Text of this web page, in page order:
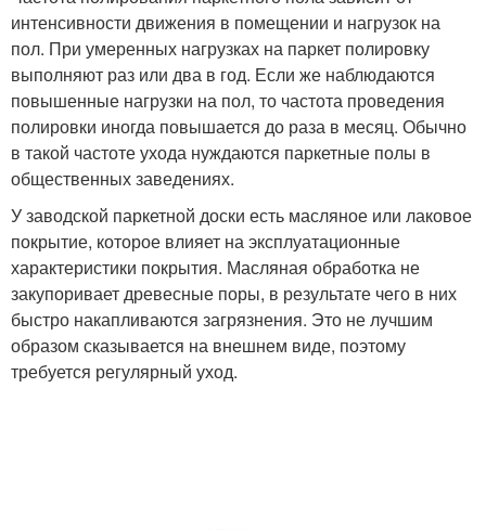
интенсивности движения в помещении и нагрузок на
пол. При умеренных нагрузках на паркет полировку
выполняют раз или два в год. Если же наблюдаются
повышенные нагрузки на пол, то частота проведения
полировки иногда повышается до раза в месяц. Обычно
в такой частоте ухода нуждаются паркетные полы в
общественных заведениях.
У заводской паркетной доски есть масляное или лаковое
покрытие, которое влияет на эксплуатационные
характеристики покрытия. Масляная обработка не
закупоривает древесные поры, в результате чего в них
быстро накапливаются загрязнения. Это не лучшим
образом сказывается на внешнем виде, поэтому
требуется регулярный уход.